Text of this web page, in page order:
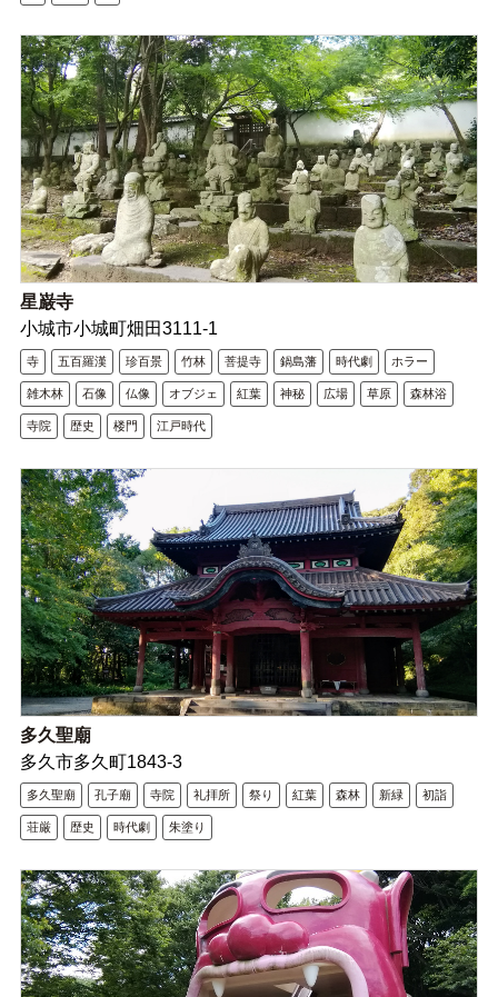
星巌寺
小城市小城町畑田3111‐1
寺 五百羅漢 珍百景 竹林 菩提寺 鍋島藩 時代劇 ホラー
雑木林 石像 仏像 オブジェ 紅葉 神秘 広場 草原 森林浴
寺院 歴史 楼門 江戸時代
多久聖廟
多久市多久町1843‐3
多久聖廟 孔子廟 寺院 礼拝所 祭り 紅葉 森林 新緑 初詣
荘厳 歴史 時代劇 朱塗り